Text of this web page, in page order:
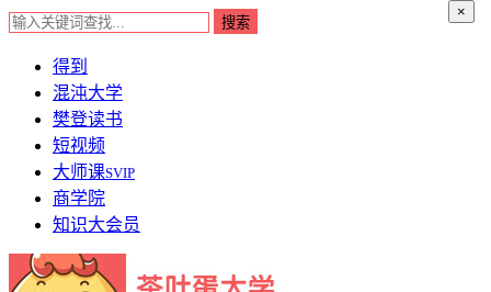
×
得到
混沌大学
樊登读书
短视频
大师课SVIP
商学院
知识大会员